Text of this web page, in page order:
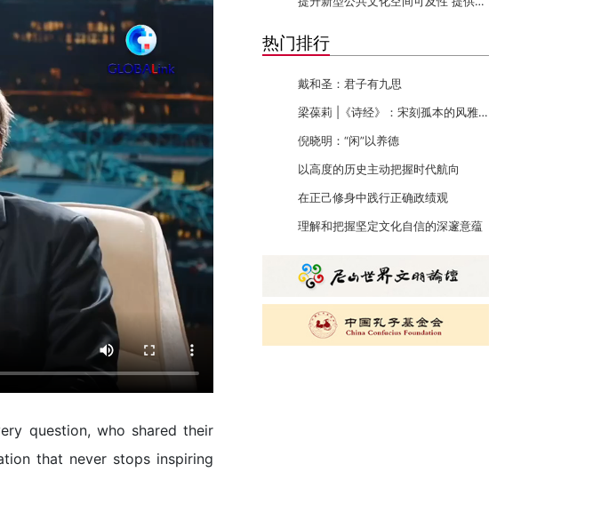
question, who shared their
that never stops inspiring
热门排行
戴和圣：君子有九思
梁葆莉 |《诗经》：宋刻孤本的风雅传承
倪晓明：“闲”以养德
以高度的历史主动把握时代航向
在正己修身中践行正确政绩观
理解和把握坚定文化自信的深邃意蕴